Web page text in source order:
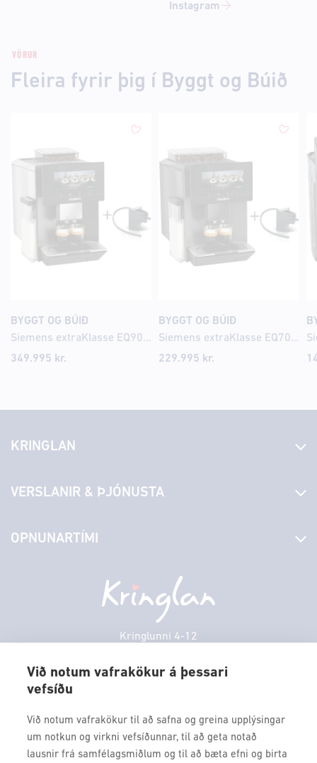
Við notum vafrakökur á þessari
vefsíðu
Við notum vafrakökur til að safna og greina upplýsingar
um notkun og virkni vefsíðunnar, til að geta notað
lausnir frá samfélagsmiðlum og til að bæta efni og birta
Instagram
VÖRUR
Fleira fyrir þig í Byggt og Búið
BYGGT OG BÚIÐ
Siemens extraKlasse EQ900 iAroma Espresso kaffivél
349.995 kr.
BYGGT OG BÚIÐ
Siemens extraKlasse EQ700 iAroma Espresso kaffivél
229.995 kr.
Kringlunni 4-12
kringlan@kringlan.is
KRINGLAN
Laus störf
Hafðu samband
Persónuverndarstefna
VERSLANIR & ÞJÓNUSTA
Borgarbókasafn
Borgarleikhúsið
Ævintýraland
OPNUNARTÍMI
Föstudagur